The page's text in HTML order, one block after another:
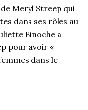
Meryl Streep qui
dans ses rôles au
Binoche a
pour avoir «
dans le